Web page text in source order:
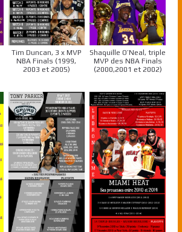
Tim Duncan, 3 x MVP
NBA Finals (1999,
2003 et 2005)
Shaquille O’Neal, triple
MVP des NBA Finals
(2000,2001 et 2002)